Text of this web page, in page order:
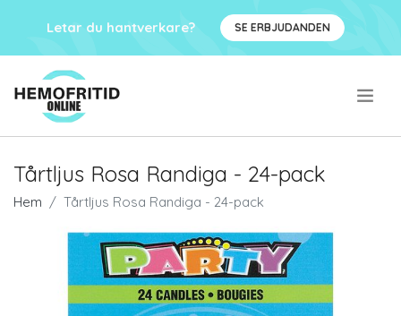
Letar du hantverkare? SE ERBJUDANDEN
Tårtljus Rosa Randiga - 24-pack
Hem Tårtljus Rosa Randiga - 24-pack